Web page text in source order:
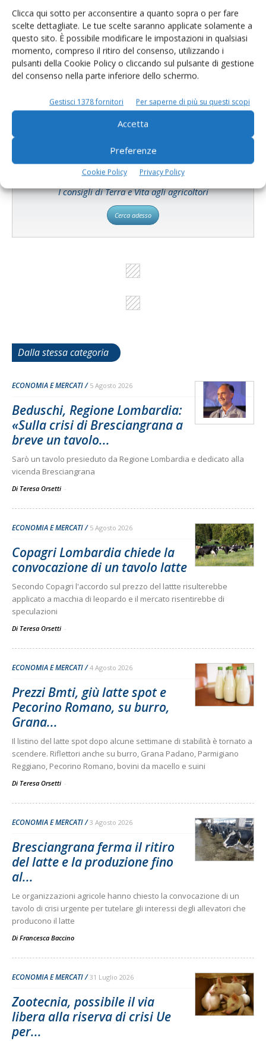
Clicca qui sotto per acconsentire a quanto sopra o per fare
scelte dettagliate. Le tue scelte saranno applicate solamente a
questo sito. È possibile modificare le impostazioni in qualsiasi
momento, compreso il ritiro del consenso, utilizzando i
pulsanti della Cookie Policy o cliccando sul pulsante di gestione
del consenso nella parte inferiore dello schermo.
Gestisci 1378 fornitori Per saperne di più su questi scopi
Accetta
Preferenze
Cookie Policy Privacy Policy
Catalogo Aziende e Prodotti
Un modo semplice per cercare un'azienda o un
prodotto!
Cerca adesso
L'Esperto risponde
I consigli di Terra e Vita agli agricoltori
Cerca adesso
Dalla stessa categoria
ECONOMIA E MERCATI 5 Agosto 2026
Beduschi, Regione Lombardia:
«Sulla crisi di Bresciangrana a
breve un tavolo...
Sarò un tavolo presieduto da Regione Lombardia e dedicato alla
vicenda Bresciangrana
Di Teresa Orsetti -
ECONOMIA E MERCATI 5 Agosto 2026
Copagri Lombardia chiede la
convocazione di un tavolo latte
Secondo Copagri l'accordo sul prezzo del lattte risulterebbe
applicato a macchia di leopardo e il mercato risentirebbe di
speculazioni
Di Teresa Orsetti -
ECONOMIA E MERCATI 4 Agosto 2026
Prezzi Bmti, giù latte spot e
Pecorino Romano, su burro,
Grana...
Il listino del latte spot dopo alcune settimane di stabilità è tornato a
scendere. Riflettori anche su burro, Grana Padano, Parmigiano
Reggiano, Pecorino Romano, bovini da macello e suini
Di Teresa Orsetti -
ECONOMIA E MERCATI 3 Agosto 2026
Bresciangrana ferma il ritiro
del latte e la produzione fino
al...
Le organizzazioni agricole hanno chiesto la convocazione di un
tavolo di crisi urgente per tutelare gli interessi degli allevatori che
producono il latte
Di Francesca Baccino
ECONOMIA E MERCATI 31 Luglio 2026
Zootecnia, possibile il via
libera alla riserva di crisi Ue
per...